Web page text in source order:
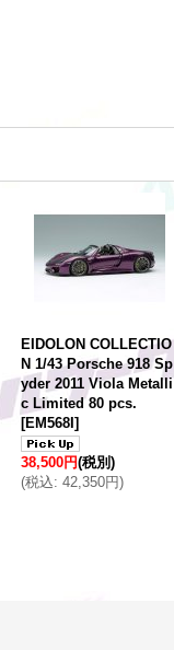
EIDOLON COLLECTIO
N 1/43 Porsche 918 Sp
yder 2011 Viola Metalli
c Limited 80 pcs.
[EM568I ]
38,500円(税別)
(税込: 42,350円)